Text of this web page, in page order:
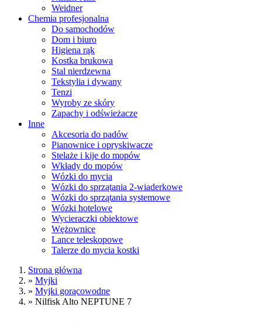
Weidner
Chemia profesjonalna
Do samochodów
Dom i biuro
Higiena rąk
Kostka brukowa
Stal nierdzewna
Tekstylia i dywany
Tenzi
Wyroby ze skóry
Zapachy i odświeżacze
Inne
Akcesoria do padów
Pianownice i opryskiwacze
Stelaże i kije do mopów
Wkłady do mopów
Wózki do mycia
Wózki do sprzątania 2-wiaderkowe
Wózki do sprzątania systemowe
Wózki hotelowe
Wycieraczki obiektowe
Wężownice
Lance teleskopowe
Talerze do mycia kostki
Strona główna
» Myjki
» Myjki gorącowodne
» Nilfisk Alto NEPTUNE 7